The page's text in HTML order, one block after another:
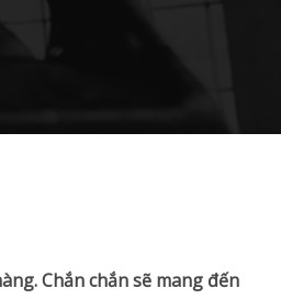
Chắn chắn sẽ mang đến